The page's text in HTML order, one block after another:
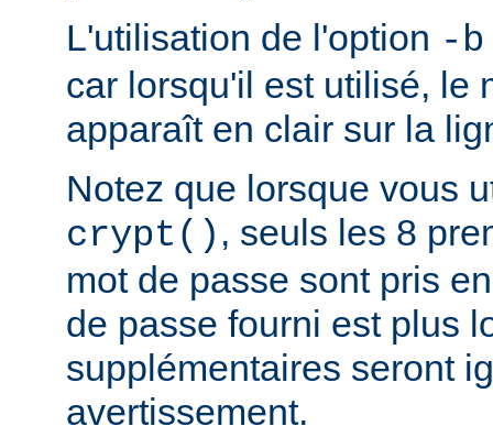
L'utilisation de l'option -b
car lorsqu'il est utilisé, le
apparaît en clair sur la
Notez que lorsque vous
crypt() , seuls les 8
mot de passe sont pris
de passe fourni est plus
supplémentaires seront
avertissement.